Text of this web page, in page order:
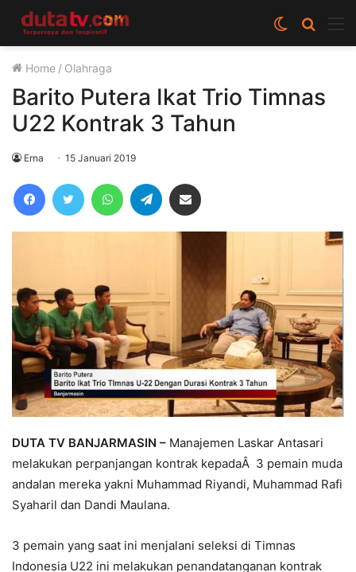
Cari
berita
Switch
skin
Home / Olahraga
Barito Putera Ikat Trio Timnas
U22 Kontrak 3 Tahun
Erna 15 Januari 2019
FacebookTwitter WhatsAppTelegram
DUTA TV BANJARMASIN – Manajemen Laskar Antasari
melakukan perpanjangan kontrak kepadaÂ 3 pemain muda
andalan mereka yakni Muhammad Riyandi, Muhammad Rafi
Syaharil dan Dandi Maulana.
3 pemain yang saat ini menjalani seleksi di Timnas
Indonesia U22 ini melakukan penandatanganan kontrak